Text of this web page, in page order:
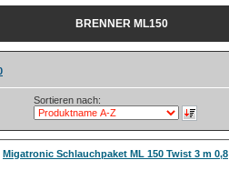
BRENNER ML150
Sortieren nach:
Migatronic Schlauchpaket ML 150 Twist 3 m 0,8